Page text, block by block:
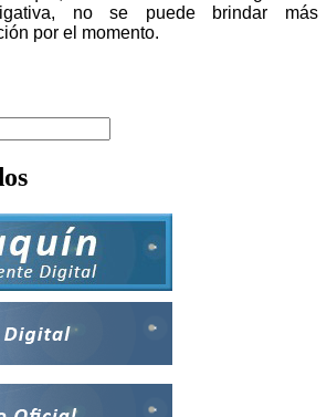
no se puede brindar más
por el momento.